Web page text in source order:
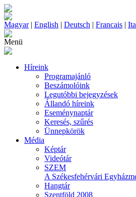
Magyar| English | Deutsch | Francais |
Menü
Híreink
Programajánló
Beszámolóink
Legutóbbi bejegyzések
Állandó híreink
Eseménynaptár
Keresés, szűrés
Ünnepkörök
Média
Képtár
Videótár
SZEM
A Székesfehérvári
Hangtár
Szentföld 2008